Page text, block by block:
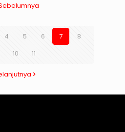
4 5 6 7
8
10 11